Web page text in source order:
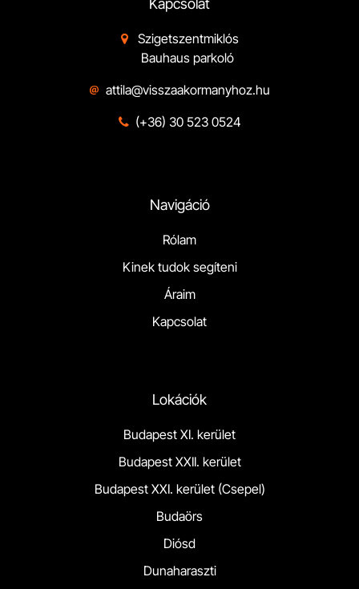
Kapcsolat

Szigetszentmiklós
Bauhaus parkoló
attila@visszaakormanyhoz.hu
 (+36) 30 523 0524
Navigáció
Rólam
Kinek tudok segíteni
Áraim
Kapcsolat
Lokációk
Budapest XI. kerület
Budapest XXII. kerület
Budapest XXI. kerület (Csepel)
Budaörs
Diósd
Dunaharaszti